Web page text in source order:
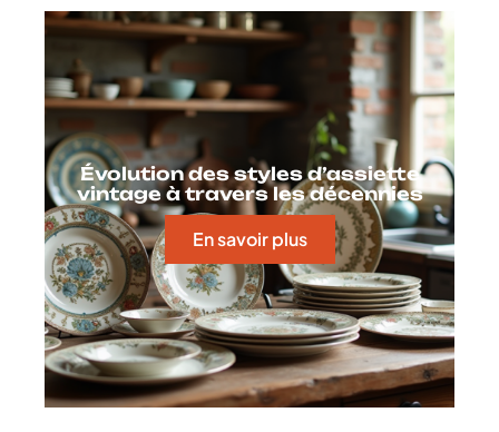
Évolution des styles d’assiette
vintage à travers les décennies
En savoir plus